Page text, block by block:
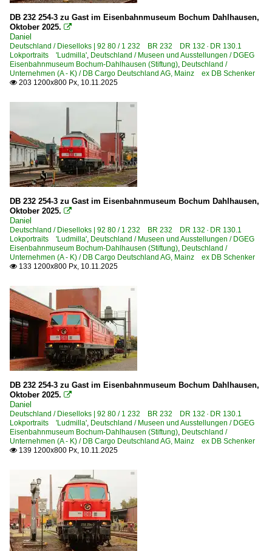
Bahnhöfe (A - E)
Altenburg
Angermünde
Aschersleben
Aulendorf
Bebra
Berlin (Sonstige)
Berlin Lichtenberg
Berlin Zoologischer Garten
Bielefeld
Bitterfeld
Blankenburg/Harz
Brandenburg Hauptbahnhof
Chemnitz (Karl-Marx-Stadt)
Cottbus (Chóśebuz)
Dresden (sonstige)
Dresden Hbf ·DH·
Eisenach
Bahnhöfe (F - K)
Fährhafen Sassnitz (Mukran Port GmbH, Zugang nur
Falkenberg (Elster)
Friedrichshafen
Geislingen (Steige)
Gera (sonstige)
Gladbeck
2012
2013
2015
2016
2020
2020
2022
2023
2024
2025
DB 232 254-3 zu Gast im Eisenbahnmuseum Bochum Dahlhausen,
Oktober 2025. 
Daniel
Deutschland / Dieselloks | 92 80 / 1 232 BR 232 DR 132 · DR 130.1
Lokportraits 'Ludmilla', Deutschland / Museen und Ausstellungen / DGEG
Eisenbahnmuseum Bochum-Dahlhausen (Stiftung), Deutschland /
Unternehmen (A - K) / DB Cargo Deutschland AG, Mainz ex DB Schenker
 203 1200x800 Px, 10.11.2025
DB 232 254-3 zu Gast im Eisenbahnmuseum Bochum Dahlhausen,
Oktober 2025. 
Daniel
Deutschland / Dieselloks | 92 80 / 1 232 BR 232 DR 132 · DR 130.1
Lokportraits 'Ludmilla', Deutschland / Museen und Ausstellungen / DGEG
Eisenbahnmuseum Bochum-Dahlhausen (Stiftung), Deutschland /
Unternehmen (A - K) / DB Cargo Deutschland AG, Mainz ex DB Schenker
 133 1200x800 Px, 10.11.2025
DB 232 254-3 zu Gast im Eisenbahnmuseum Bochum Dahlhausen,
Oktober 2025. 
Daniel
Deutschland / Dieselloks | 92 80 / 1 232 BR 232 DR 132 · DR 130.1
Lokportraits 'Ludmilla', Deutschland / Museen und Ausstellungen / DGEG
Eisenbahnmuseum Bochum-Dahlhausen (Stiftung), Deutschland /
Unternehmen (A - K) / DB Cargo Deutschland AG, Mainz ex DB Schenker
 139 1200x800 Px, 10.11.2025